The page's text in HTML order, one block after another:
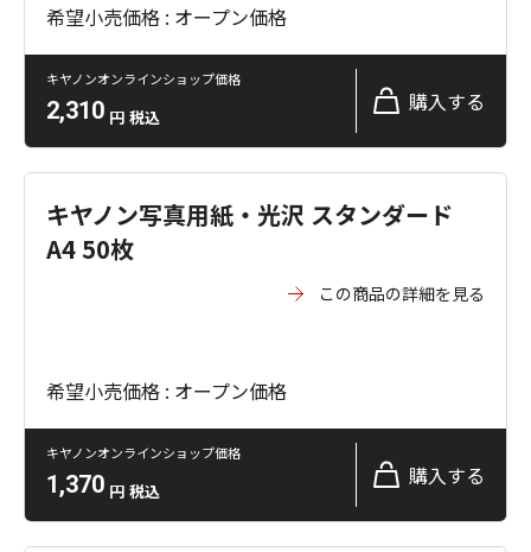
希望小売価格 : オープン価格
キヤノンオンラインショップ価格
2,310 円 税込
購入する
キヤノン写真用紙・光沢 スタンダード
A4 50枚
この商品の詳細を見る
希望小売価格 : オープン価格
キヤノンオンラインショップ価格
1,370 円 税込
購入する